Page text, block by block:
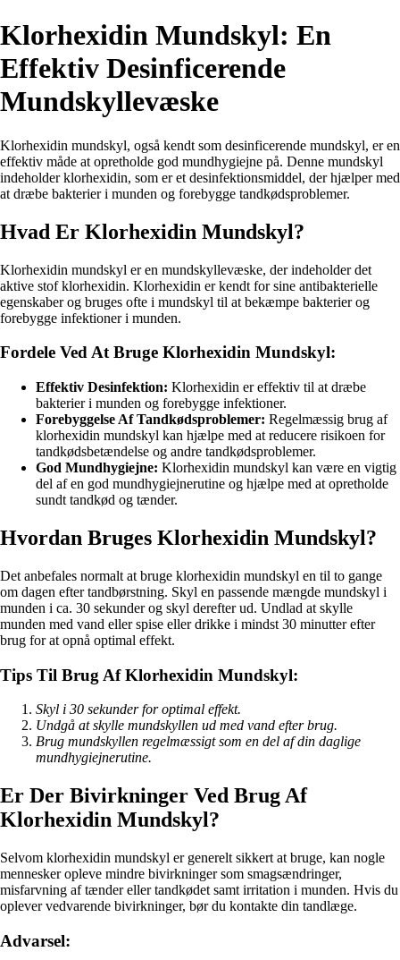
Klorhexidin Mundskyl: En
Effektiv Desinficerende
Mundskyllevæske
Klorhexidin mundskyl, også kendt som desinficerende mundskyl, er en
effektiv måde at opretholde god mundhygiejne på. Denne mundskyl
indeholder klorhexidin, som er et desinfektionsmiddel, der hjælper med
at dræbe bakterier i munden og forebygge tandkødsproblemer.
Hvad Er Klorhexidin Mundskyl?
Klorhexidin mundskyl er en mundskyllevæske, der indeholder det
aktive stof klorhexidin. Klorhexidin er kendt for sine antibakterielle
egenskaber og bruges ofte i mundskyl til at bekæmpe bakterier og
forebygge infektioner i munden.
Fordele Ved At Bruge Klorhexidin Mundskyl:
Effektiv Desinfektion: Klorhexidin er effektiv til at dræbe
bakterier i munden og forebygge infektioner.
Forebyggelse Af Tandkødsproblemer: Regelmæssig brug af
klorhexidin mundskyl kan hjælpe med at reducere risikoen for
tandkødsbetændelse og andre tandkødsproblemer.
God Mundhygiejne: Klorhexidin mundskyl kan være en vigtig
del af en god mundhygiejnerutine og hjælpe med at opretholde
sundt tandkød og tænder.
Hvordan Bruges Klorhexidin Mundskyl?
Det anbefales normalt at bruge klorhexidin mundskyl en til to gange
om dagen efter tandbørstning. Skyl en passende mængde mundskyl i
munden i ca. 30 sekunder og skyl derefter ud. Undlad at skylle
munden med vand eller spise eller drikke i mindst 30 minutter efter
brug for at opnå optimal effekt.
Tips Til Brug Af Klorhexidin Mundskyl:
Skyl i 30 sekunder for optimal effekt.
Undgå at skylle mundskyllen ud med vand efter brug.
Brug mundskyllen regelmæssigt som en del af din daglige
mundhygiejnerutine.
Er Der Bivirkninger Ved Brug Af
Klorhexidin Mundskyl?
Selvom klorhexidin mundskyl er generelt sikkert at bruge, kan nogle
mennesker opleve mindre bivirkninger som smagsændringer,
misfarvning af tænder eller tandkødet samt irritation i munden. Hvis du
oplever vedvarende bivirkninger, bør du kontakte din tandlæge.
Advarsel: